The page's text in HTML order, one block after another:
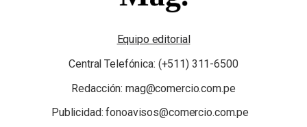
Equipo editorial
Central Telefónica: (+511) 311-6500
Redacción: mag@comercio.com.pe
Publicidad: fonoavisos@comercio.com.pe